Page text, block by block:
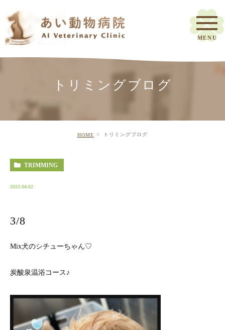
トリミングブログ
HOME トリミングブログ
TRIMMING
2023.04.02
3/8
Mix犬のシチューちゃん♡
炭酸泉温浴コース♪